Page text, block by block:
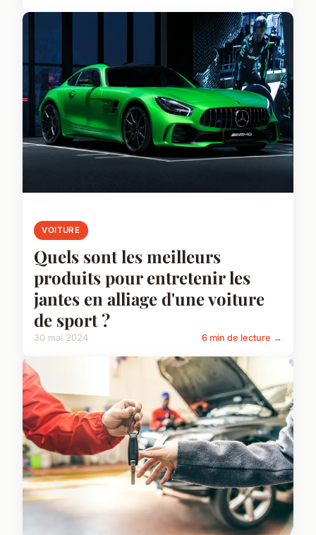
VOITURE
Quels sont les meilleurs
produits pour entretenir les
jantes en alliage d'une voiture
de sport ?
30 mai 2024 6 min de lecture →